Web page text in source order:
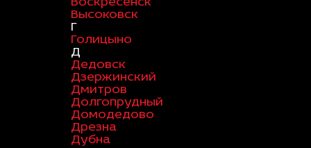
Высоковск
Г
Голицыно
Д
Дедовск
Дзержинский
Дмитров
Долгопрудный
Домодедово
Дрезна
Дубна